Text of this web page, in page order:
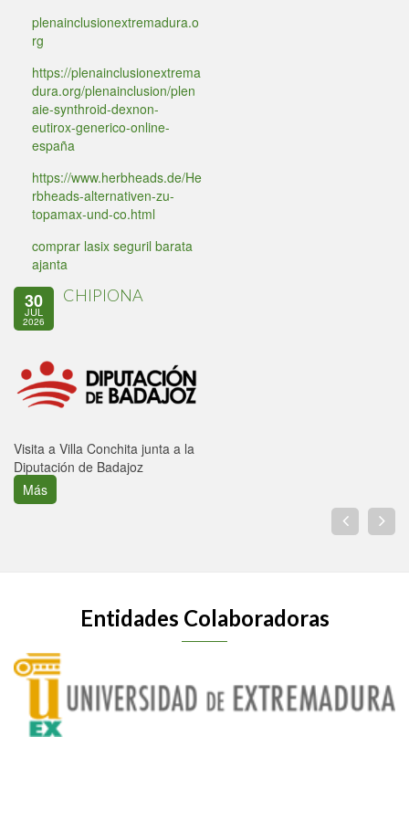
plenainclusionextremadura.o
rg
https://plenainclusionextrema
dura.org/plenainclusion/plen
aie-synthroid-dexnon-
eutirox-generico-online-
españa
https://www.herbheads.de/He
rbheads-alternativen-zu-
topamax-und-co.html
comprar lasix seguril barata
ajanta
30
JUL
2026
CHIPIONA
Visita a Villa Conchita junta a la
Diputación de Badajoz
Más
Entidades Colaboradoras